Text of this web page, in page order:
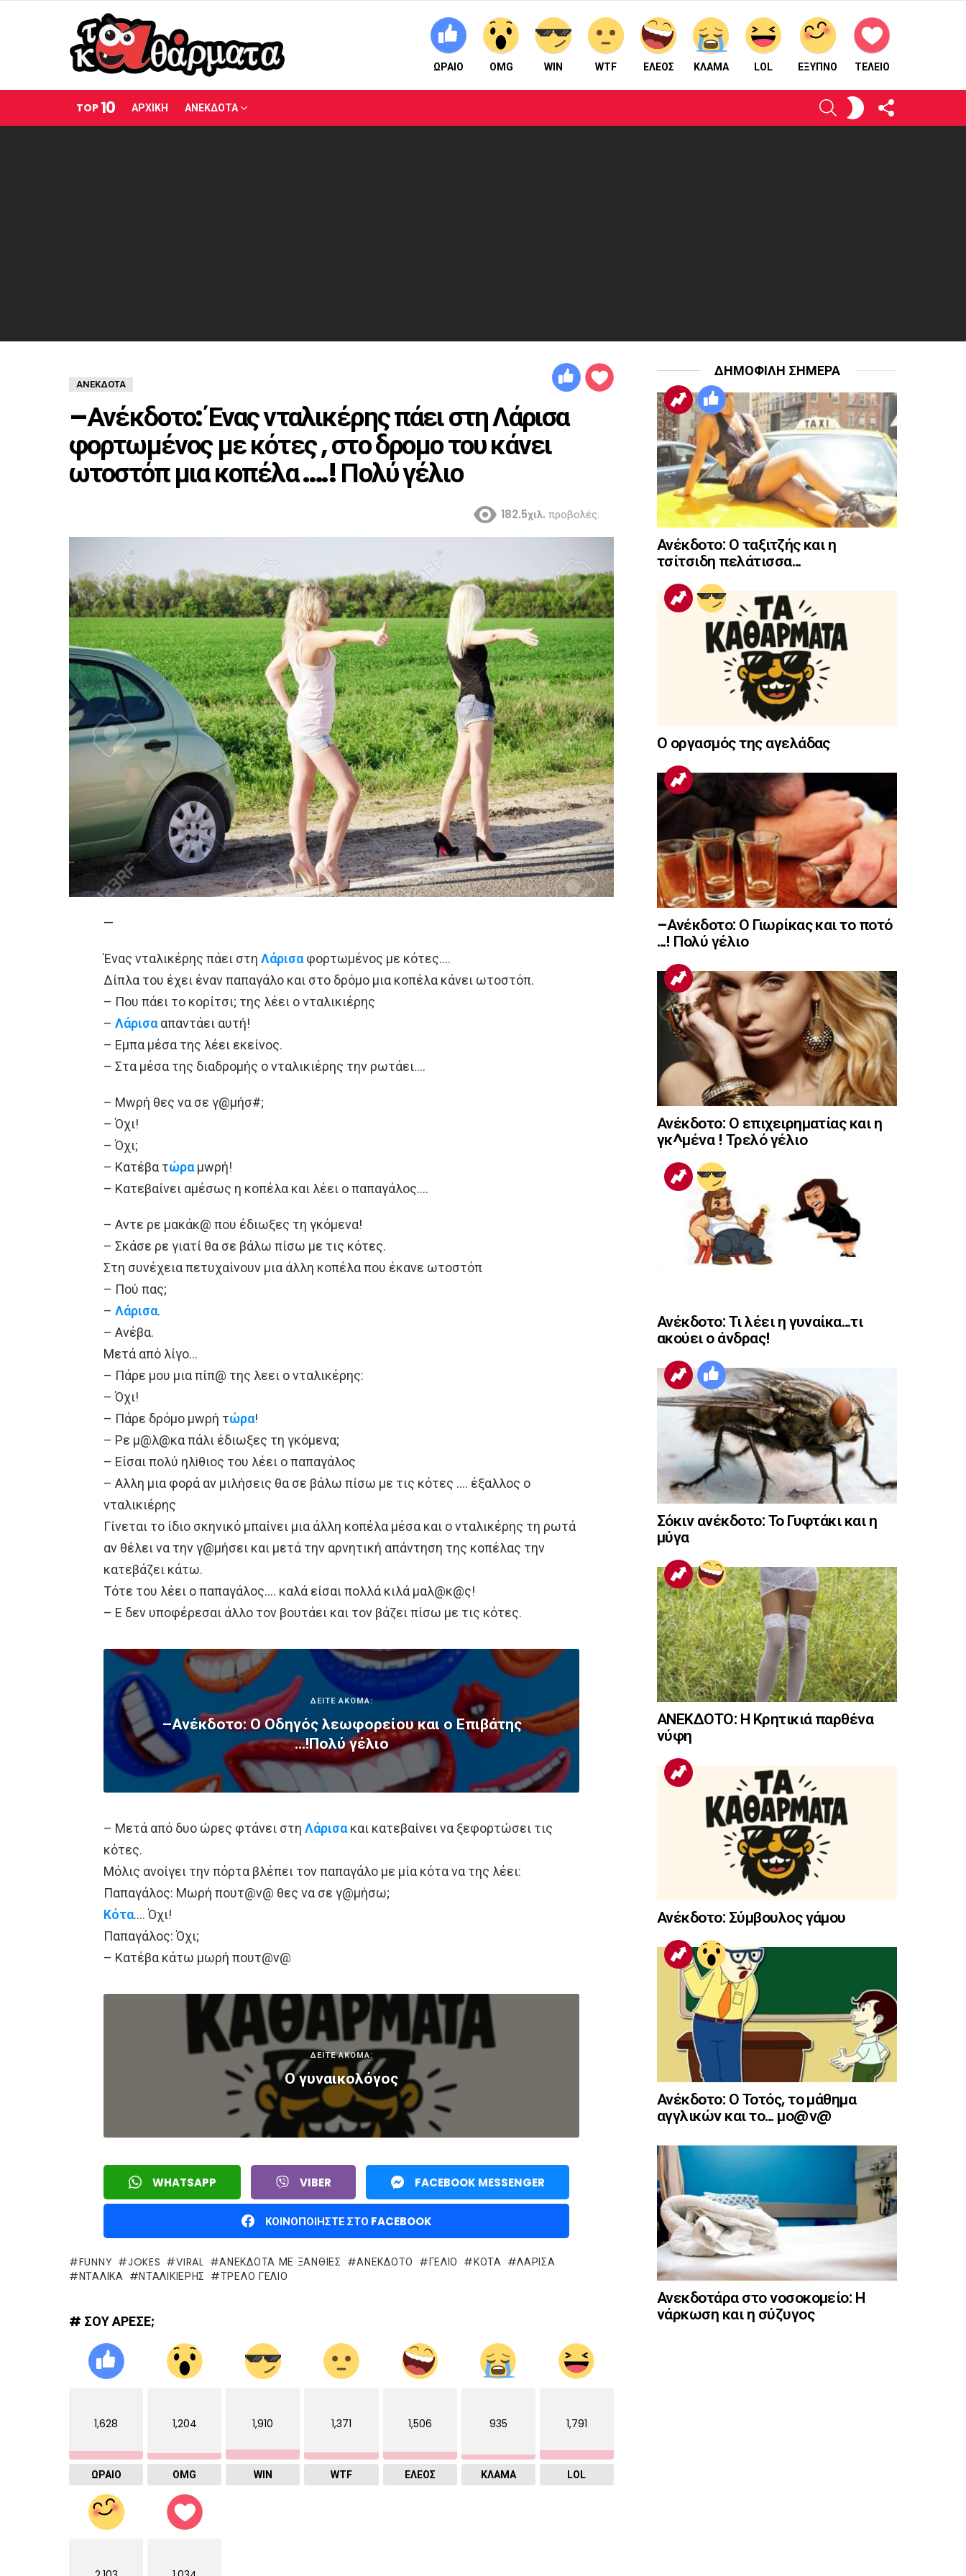
ΩΡΑΙΟ OMG WIN WTF ΕΛΕΟΣ ΚΛΑΜΑ LOL ΈΞΥΠΝΟ ΤΕΛΕΙΟ
TOP 10 ΑΡΧΙΚΗ ΑΝΕΚΔΟΤΑ
ΑΝΑΖΉΤΗΣΗΕΝΕΡΓΟΠΟΙΉΣΤΕ
ΤΟ
ΔΈΡΜΑ
ΑΝΈΚΔΟΤΑ
–Ανέκδοτο: Ένας νταλικέρης πάει στη Λάρισα
φορτωμένος με κότες , στο δρομο του κάνει
ωτοστόπ μια κοπέλα ….! Πολύ γέλιο
182.5χιλ. προβολές.
—
Ένας νταλικέρης πάει στη Λάρισαφορτωμένος με κότες….
Δίπλα του έχει έναν παπαγάλο και στο δρόμο μια κοπέλα κάνει ωτοστόπ.
– Που πάει το κορίτσι; της λέει ο νταλικιέρης
– Λάρισααπαντάει αυτή!
– Εμπα μέσα της λέει εκείνος.
– Στα μέσα της διαδρομής ο νταλικιέρης την ρωτάει….
– Mwρή θες να σε γ@μήσ#;
– Όχι!
– Όχι;
– Κατέβα τώραμwρή!
– Κατεβαίνει αμέσως η κοπέλα και λέει ο παπαγάλος….
– Αντε ρε μακάκ@ που έδιωξες τη γκόμενα!
– Σκάσε ρε γιατί θα σε βάλω πίσω με τις κότες.
Στη συνέχεια πετυχαίνουν μια άλλη κοπέλα που έκανε ωτοστόπ
– Πού πας;
– Λάρισα.
– Ανέβα.
Μετά από λίγο…
– Πάρε μου μια πίπ@ της λεει ο νταλικέρης:
– Όχι!
– Πάρε δρόμο μwρή τώρα!
– Ρε μ@λ@κα πάλι έδιωξες τη γκόμενα;
– Είσαι πολύ ηλiθιος του λέει ο παπαγάλος
– Αλλη μια φορά αν μιλήσεις θα σε βάλω πίσω με τις κότες …. έξαλλος ο
νταλικιέρης
Γίνεται το ίδιο σκηνικό μπαίνει μια άλλη κοπέλα μέσα και ο νταλικέρης τη ρωτά
αν θέλει να την γ@μήσει και μετά την αρνητική απάντηση της κοπέλας την
κατεβάζει κάτω.
Τότε του λέει ο παπαγάλος…. καλά είσαι πολλά κιλά μαλ@κ@ς!
– Ε δεν υποφέρεσαι άλλο τον βουτάει και τον βάζει πίσω με τις κότες.
ΔΕΙΤΕ ΑΚΟΜΑ:
–Ανέκδοτο: Ο Οδηγός λεωφορείου και ο Επιβάτης
…!Πολύ γέλιο
– Μετά από δυο ώρες φτάνει στη Λάρισακαι κατεβαίνει να ξεφορτώσει τις
κότες.
Μόλις ανοίγει την πόρτα βλέπει τον παπαγάλο με μία κότα να της λέει:
Παπαγάλος: Μωρή πουτ@ν@ θες να σε γ@μήσω;
Κότα…. Όχι!
Παπαγάλος: Όχι;
– Κατέβα κάτω μωρή πουτ@ν@
ΔΕΙΤΕ ΑΚΟΜΑ:
Ο γυναικολόγος
WHATSAPP VIBER FACEBOOK MESSENGER
ΚΟΙΝΟΠΟΙΉΣΤΕ ΣΤΟ FACEBOOK
FUNNY JOKES VIRAL ΑΝΕΚΔΟΤΑ ΜΕ ΞΑΝΘΙΕΣ ΑΝΕΚΔΟΤΟ ΓΈΛΙΟ ΚΌΤΑ
ΛΆΡΙΣΑ
ΝΤΑΛΙΚΑ
ΝΤΑΛΙΚΙΕΡΗΣ ΤΡΕΛΌ ΓΈΛΙΟ
# ΣΟΥ ΑΡΕΣΕ;
1,628
ΩΡΑΙΟ
1,204
OMG
1,910
WIN
1,371
WTF
1,506
ΕΛΕΟΣ
935
ΚΛΑΜΑ
1,791
LOL
ΔΗΜΟΦΙΛΗ ΣΗΜΕΡΑ
Ανέκδοτο: Ο ταξιτζής και η
τσίτσιδη πελάτισσα…
Ο οργασμός της αγελάδας
–Ανέκδοτο: Ο Γιωρίκας και το ποτό
…! Πολύ γέλιο
Ανέκδοτο: Ο επιχειρηματίας και η
γκ^μένα ! Τρελό γέλιο
Ανέκδοτο: Τι λέει η γυναίκα…τι
ακούει ο άνδρας!
Σόκιν ανέκδοτο: Το Γυφτάκι και η
μύγα
ΑΝΕΚΔΟΤΟ: Η Κρητικιά παρθένα
νύφη
Ανέκδοτο: Σύμβουλος γάμου
Ανέκδοτο: Ο Τοτός, το μάθημα
αγγλικών και το… μο@ν@
Ανεκδοτάρα στο νοσοκομείο: Η
νάρκωση και η σύζυγος